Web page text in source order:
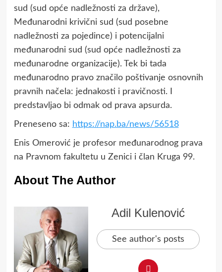
sud (sud opće nadležnosti za države),
Međunarodni krivični sud (sud posebne
nadležnosti za pojedince) i potencijalni
međunarodni sud (sud opće nadležnosti za
međunarodne organizacije). Tek bi tada
međunarodno pravo značilo poštivanje osnovnih
pravnih načela: jednakosti i pravičnosti. I
predstavljao bi odmak od prava apsurda.
Preneseno sa: https://nap.ba/news/56518
Enis Omerović je profesor međunarodnog prava
na Pravnom fakultetu u Zenici i član Kruga 99.
About The Author
Adil Kulenović
See author's posts